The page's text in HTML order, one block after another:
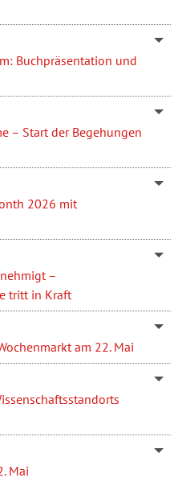
Buchpräsentation und
– Start der Begehungen
2026 mit
–
tritt in Kraft
am 22. Mai
Mai